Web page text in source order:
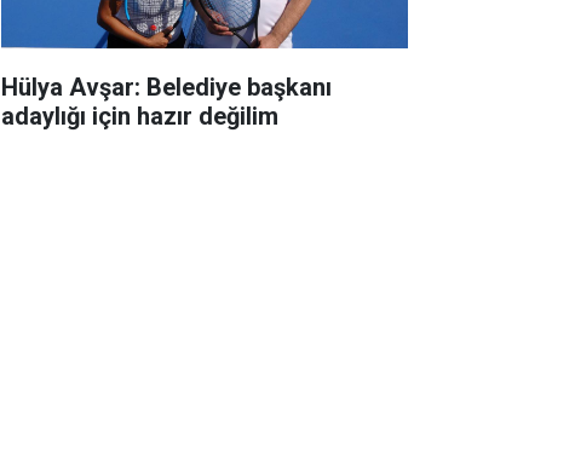
Hülya Avşar: Belediye başkanı
adaylığı için hazır değilim